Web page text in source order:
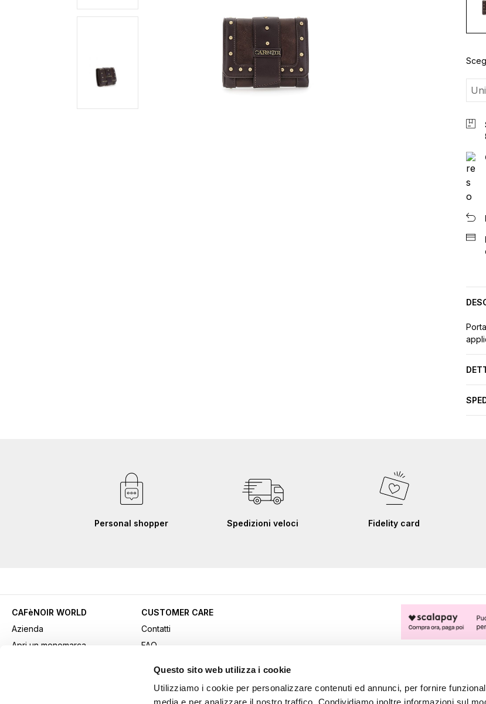
Questo sito web utilizza i cookie
Utilizziamo i cookie per personalizzare contenuti ed annunci, per fornire
Personal shopper Spedizioni veloci Fidelity card
CAFèNOIR WORLD
Azienda
Apri un monomarca
CUSTOMER CARE
Contatti
FAQ
Pagamenti
Spedizioni